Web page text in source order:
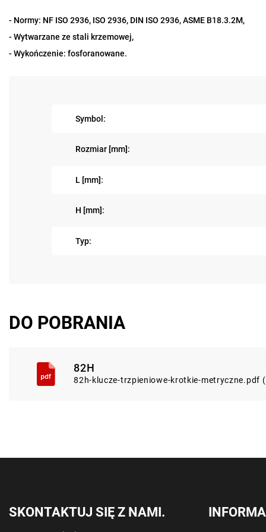
- Normy: NF ISO 2936, ISO 2936, DIN ISO 2936, ASME B18.3.2M,
- Wytwarzane ze stali krzemowej,
- Wykończenie: fosforanowane.
Symbol:
Rozmiar [mm]:
L [mm]:
H [mm]:
Typ:
DO POBRANIA
82H
82h-klucze-trzpieniowe-krotkie-metryczne.pdf
SKONTAKTUJ SIĘ Z NAMI.